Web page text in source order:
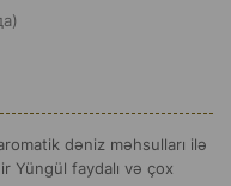
dəniz məhsulları ilə
Yüngül faydalı və çox